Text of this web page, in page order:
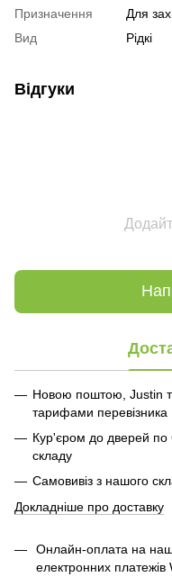
Призначення
Для
Вид
Рідкі
Відгуки
Новою поштою, Justin
тарифами перевізника
Кур'єром до дверей по
складу
Самовивіз з нашого
Докладніше про доставку
Онлайн-оплата на
електронних платежів